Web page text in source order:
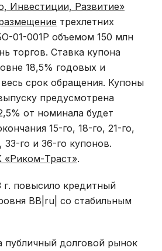
Инвестиции, Развитие»
трехлетних
01-001P объемом 150 млн
торгов. Ставка купона
18,5% годовых и
срок обращения. Купоны
предусмотрена
от номинала будет
15-го, 18-го, 21-го,
33-го и 36-го купонов.
«Риком-Траст».
повысило кредитный
ВB|ru| со стабильным
публичный долговой рынок